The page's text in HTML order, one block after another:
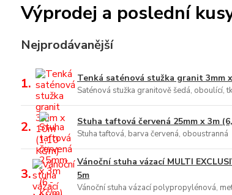
Výprodej a poslední
Nejprodávanější
1. Tenká saténová stužka granit 3mm x
Saténová stužka granitově šedá, oboulící,
2. Stuha taftová červená 25mm x 3m
Stuha taftová, barva červená, oboustranná
3.
Vánoční stuha vázací MULTI
5m
Vánoční stuha vázací polypropylénová,